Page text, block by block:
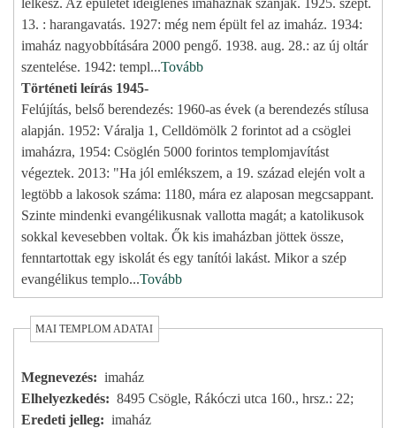
13. : harangavatás. 1927: még nem épült fel az imaház. 1934:
imaház nagyobbítására 2000 pengő. 1938. aug. 28.: az új oltár
szentelése. 1942: templ...Tovább
Történeti leírás 1945-
Felújítás, belső berendezés: 1960-as évek (a berendezés stílusa
alapján. 1952: Váralja 1, Celldömölk 2 forintot ad a csöglei
imaházra, 1954: Csöglén 5000 forintos templomjavítást
végeztek. 2013: "Ha jól emlékszem, a 19. század elején volt a
legtöbb a lakosok száma: 1180, mára ez alaposan megcsappant.
Szinte mindenki evangélikusnak vallotta magát; a katolikusok
sokkal kevesebben voltak. Ők kis imaházban jöttek össze,
fenntartottak egy iskolát és egy tanítói lakást. Mikor a szép
evangélikus templo...Tovább
MAI TEMPLOM ADATAI
Megnevezés
imaház
Elhelyezkedés
8495 Csögle, Rákóczi utca 160., hrsz.: 22;
Eredeti jelleg
imaház